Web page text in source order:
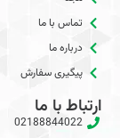
تماس با ما
درباره ما
پیگیری سفارش
ارتباط با ما
02188844022